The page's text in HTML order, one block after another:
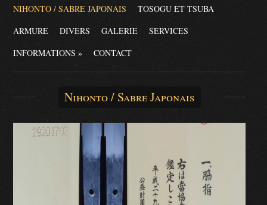
NIHONTO / SABRE JAPONAIS
TOSOGU ET TSUBA
ARMURE
DIVERS GALERIE
SERVICES
INFORMATIONS » CONTACT
Nihonto / Sabre Japonais